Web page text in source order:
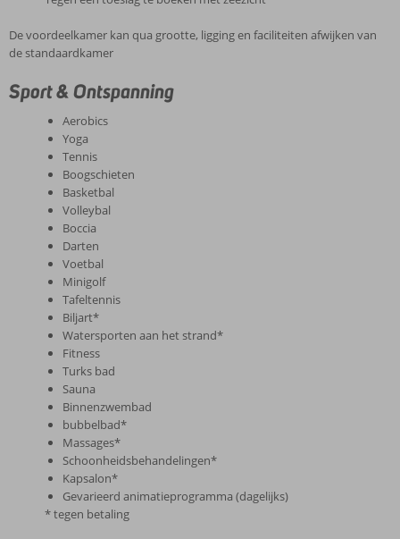
De voordeelkamer kan qua grootte, ligging en faciliteiten afwijken van
de standaardkamer
Sport & Ontspanning
Aerobics
Yoga
Tennis
Boogschieten
Basketbal
Volleybal
Boccia
Darten
Voetbal
Minigolf
Tafeltennis
Biljart*
Watersporten aan het strand*
Fitness
Turks bad
Sauna
Binnenzwembad
bubbelbad*
Massages*
Schoonheidsbehandelingen*
Kapsalon*
Gevarieerd animatieprogramma (dagelijks)
* tegen betaling